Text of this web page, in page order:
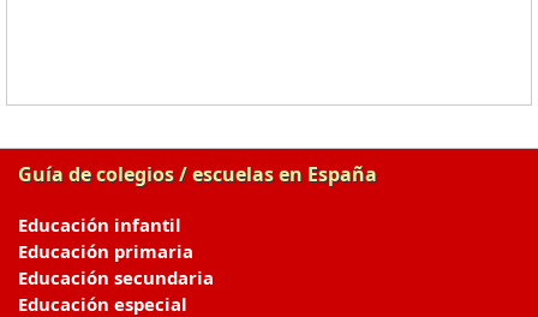
Guía de colegios / escuelas en España
Educación infantil
Educación primaria
Educación secundaria
Educación especial